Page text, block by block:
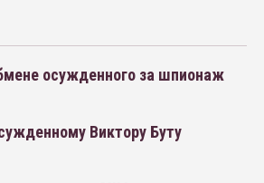
осужденного за шпионаж
Виктору Буту